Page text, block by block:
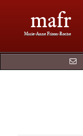
mafr
Marie-Anne Frison-Roche